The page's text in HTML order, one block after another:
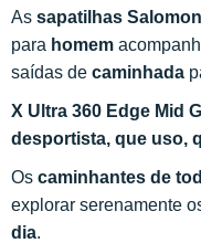
As sapatilhas
para homem
saídas de caminhada
X Ultra 360 Edge Mid
desportista, que uso,
Os caminhantes de
explorar serenamente
dia.